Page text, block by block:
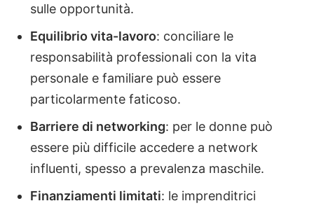
sulle opportunità.
Equilibrio vita-lavoro: conciliare le
responsabilità professionali con la vita
personale e familiare può essere
particolarmente faticoso.
Barriere di networking: per le donne può
essere più difficile accedere a network
influenti, spesso a prevalenza maschile.
Finanziamenti limitati: le imprenditrici